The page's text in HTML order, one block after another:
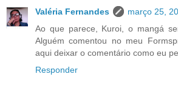
Valéria Fernandes
março 25,
Ao que parece, Kuroi, o mangá
Alguém comentou no meu
aqui deixar o comentário como eu
Responder